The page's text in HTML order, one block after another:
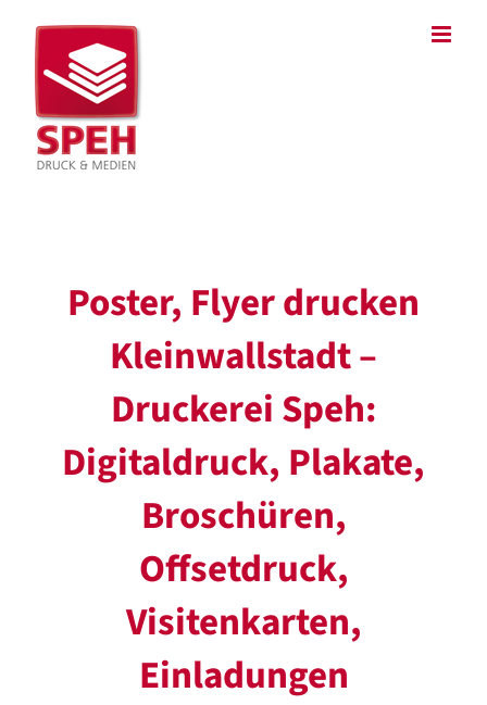
Inhalt
springen
Poster, Flyer drucken
Kleinwallstadt –
Druckerei Speh:
Digitaldruck, Plakate,
Broschüren,
Offsetdruck,
Visitenkarten,
Einladungen